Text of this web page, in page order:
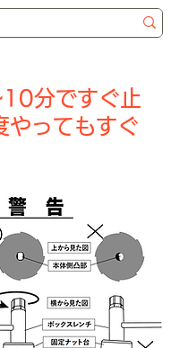
分ですぐ止
やってもすぐ